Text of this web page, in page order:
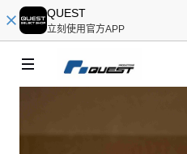
QUEST
立刻使用官方APP